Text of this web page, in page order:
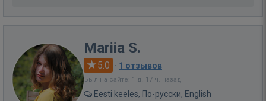
Mariia S.
5.0 · 1 отзывов
Был на сайте: 1 д. 17 ч. назад
Eesti keeles, По-русски, English